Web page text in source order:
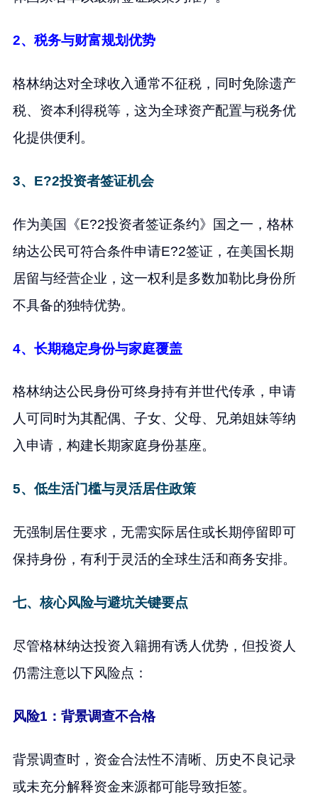
2、税务与财富规划优势
格林纳达对全球收入通常不征税，同时免除遗产
税、资本利得税等，这为全球资产配置与税务优
化提供便利。
3、E?2投资者签证机会
作为美国《E?2投资者签证条约》国之一，格林
纳达公民可符合条件申请E?2签证，在美国长期
居留与经营企业，这一权利是多数加勒比身份所
不具备的独特优势。
4、长期稳定身份与家庭覆盖
格林纳达公民身份可终身持有并世代传承，申请
人可同时为其配偶、子女、父母、兄弟姐妹等纳
入申请，构建长期家庭身份基座。
5、低生活门槛与灵活居住政策
无强制居住要求，无需实际居住或长期停留即可
保持身份，有利于灵活的全球生活和商务安排。
七、核心风险与避坑关键要点
尽管格林纳达投资入籍拥有诱人优势，但投资人
仍需注意以下风险点：
风险1：背景调查不合格
背景调查时，资金合法性不清晰、历史不良记录
或未充分解释资金来源都可能导致拒签。